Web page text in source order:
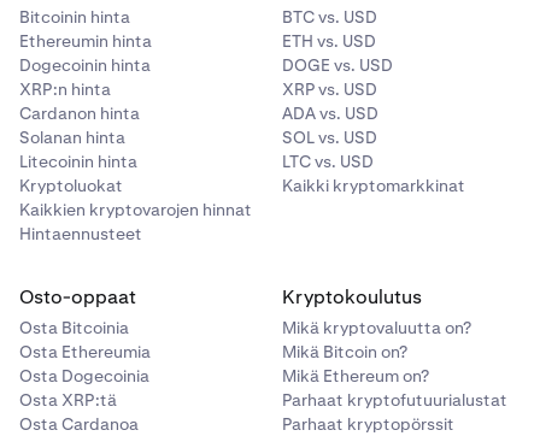
3
Kun olet valinnut markkinan, jolla haluat käydä
kauppaa, sinut ohjataan kyseisen
markkinan
-sivulle. Jos haluat vaihtaa
markkinaa myöhemmin, voit aina napauttaa
markkinaa vasemmassa yläkulmassa avataksesi
hakuvalikon uudelleen.
olevaaOsta -painiketta.
• Määrä:Syötä perusvaluutan määrä, jonka haluat
ostaa. Jos kirjoitat tähän jotain,Yhteensä
päivittyy automaattisesti vastaamaan sitä.
jonka haluat käyttää. Jos kirjoitat tähän
jotain,Määrä
(vasemmalla) päivittyy automaattisesti
vastaamaan sitä.
Bitcoinin hinta
Ethereumin hinta
Dogecoinin hinta
XRP:n hinta
Cardanon hinta
Solanan hinta
Litecoinin hinta
Kryptoluokat
Kaikkien kryptovarojen hinnat
Hintaennusteet
BTC vs. USD
ETH vs. USD
DOGE vs. USD
XRP vs. USD
ADA vs. USD
SOL vs. USD
LTC vs. USD
Kaikki kryptomarkkinat
Osto-oppaat
Osta Bitcoinia
Osta Ethereumia
Osta Dogecoinia
Osta XRP:tä
Osta Cardanoa
Kryptokoulutus
Mikä kryptovaluutta on?
Mikä Bitcoin on?
Mikä Ethereum on?
Parhaat kryptofutuurialustat
Parhaat kryptopörssit